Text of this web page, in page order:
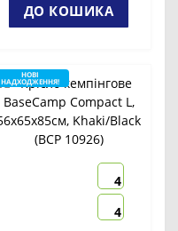
ДО КОШИКА
НОВІ
НАДХОДЖЕННЯ!
4
4